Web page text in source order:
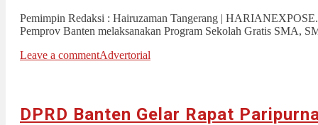
Pemimpin Redaksi : Hairuzaman Tangerang |
Pemprov Banten melaksanakan Program Sekolah Gratis SMA,
Leave a commentAdvertorial
DPRD Banten Gelar Rapat